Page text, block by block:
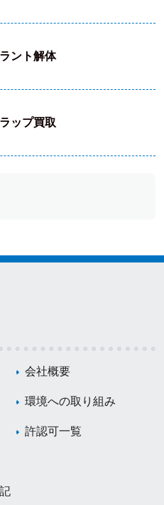
ント解体
ップ買取
会社概要
環境への取り組み
許認可一覧